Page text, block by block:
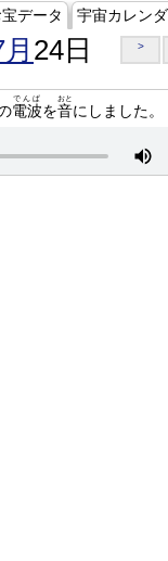
データ 宇宙カレン
24日 >
電波
でんぱ
を音
おと
にしました。